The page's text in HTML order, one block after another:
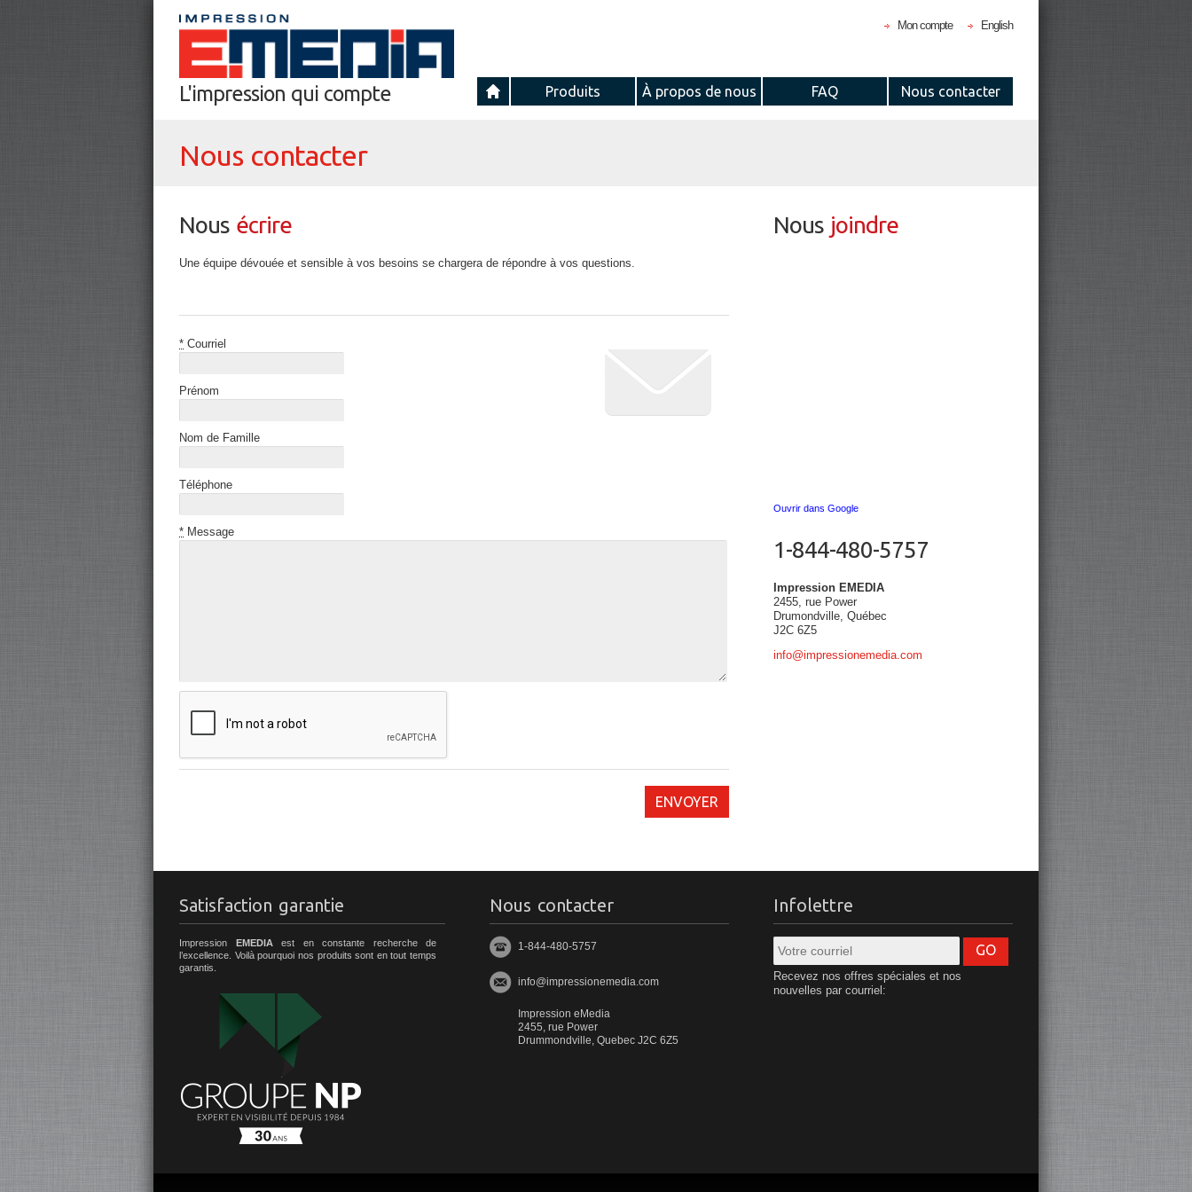
L'impression qui compte
Mon compte English
Produits À propos de nous FAQ Nous contacter
Nous contacter
Nous écrire
Une équipe dévouée et sensible à vos besoins se chargera de répondre à vos questions.
* Courriel
Prénom
Nom de Famille
Téléphone
* Message
ENVOYER
Nous joindre
Ouvrir dans Google
1-844-480-5757
Impression EMEDIA
2455, rue Power
Drumondville, Québec
J2C 6Z5
info@impressionemedia.com
Satisfaction garantie
Impression EMEDIAest en constante recherche de
l’excellence. Voilà pourquoi nos produits sont en tout temps
garantis.
Nous contacter
1-844-480-5757
info@impressionemedia.com
Impression eMedia
2455, rue Power
Drummondville, Quebec J2C 6Z5
Infolettre
GO
Recevez nos offres spéciales et nos
nouvelles par courriel: